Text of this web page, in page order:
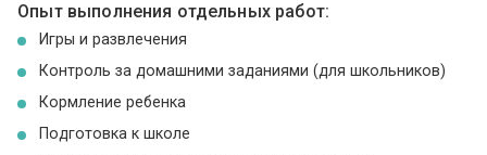
Опыт выполнения отдельных работ:
Игры и развлечения
Контроль за домашними заданиями (для школьников)
Кормление ребенка
Подготовка к школе